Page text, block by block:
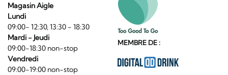
Magasin Aigle
Lundi
09:00- 12:30, 13:30 - 18:30
Mardi - Jeudi
09:00-18:30 non-stop
Vendredi
09:00-19:00 non-stop
MEMBRE DE :